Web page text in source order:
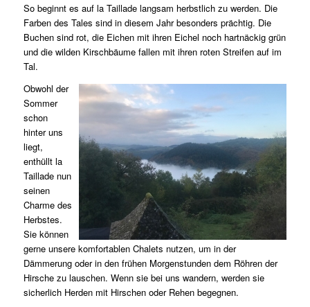
So beginnt es auf la Taillade langsam herbstlich zu werden. Die
Farben des Tales sind in diesem Jahr besonders prächtig. Die
Buchen sind rot, die Eichen mit ihren Eichel noch hartnäckig grün
und die wilden Kirschbäume fallen mit ihren roten Streifen auf im
Tal.
Obwohl der
Sommer
schon
hinter uns
liegt,
enthüllt la
Taillade nun
seinen
Charme des
Herbstes.
Sie können
gerne unsere komfortablen Chalets nutzen, um in der
Dämmerung oder in den frühen Morgenstunden dem Röhren der
Hirsche zu lauschen. Wenn sie bei uns wandern, werden sie
sicherlich Herden mit Hirschen oder Rehen begegnen.